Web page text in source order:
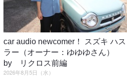
car audio newcomer！ スズキ ハス
ラー（オーナー：ゆゆゆさん）
by リクロス前編
2026年8月5日（水）